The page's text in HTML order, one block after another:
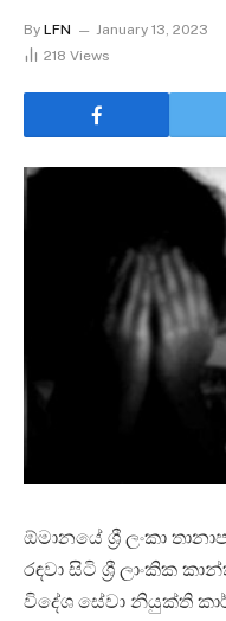
By LFN January 13, 2023
218 Views
ඕමානයේ ශ්‍රී ලංකා
රඳවා සිටි ශ්‍රී ලාංකික
විදේශ සේවා නියුක්ති